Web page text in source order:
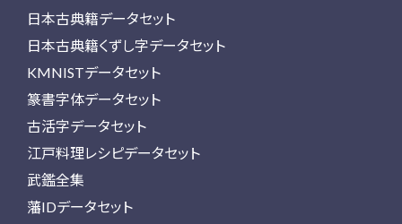
日本古典籍データセット
日本古典籍くずし字データセット
KMNISTデータセット
篆書字体データセット
古活字データセット
江戸料理レシピデータセット
武鑑全集
藩IDデータセット